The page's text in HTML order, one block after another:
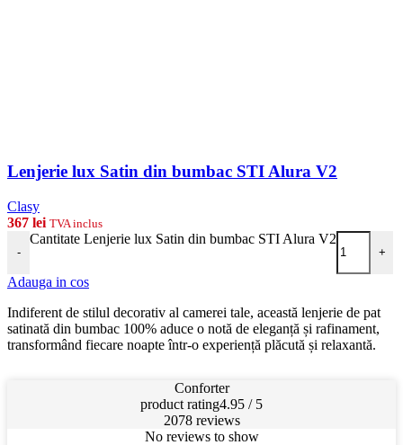
Lenjerie lux Satin din bumbac STI Alura V2
Clasy
367 lei TVA inclus
-
Cantitate Lenjerie lux Satin din bumbac STI Alura V2
+
Adauga in cos
Indiferent de stilul decorativ al camerei tale, această lenjerie de pat
satinată din bumbac 100% aduce o notă de eleganță și rafinament,
transformând fiecare noapte într-o experiență plăcută și relaxantă.
Conforter
product rating4.95 / 5
2078 reviews
No reviews to show